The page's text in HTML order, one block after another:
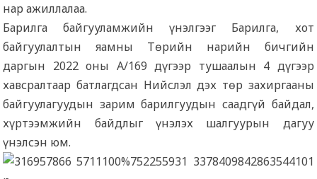
нар ажиллалаа.
Барилга байгууламжийн үнэлгээг Барилга, хот
байгуулалтын яамны Төрийн нарийн бичгийн
даргын 2022 оны А/169 дүгээр тушаалын 4 дүгээр
хавсралтаар батлагдсан Нийслэл дэх төр захиргааны
байгуулагуудын зарим барилгуудын саадгүй байдал,
хүртээмжийн байдлыг үнэлэх шалгуурын дагуу
үнэлсэн юм.